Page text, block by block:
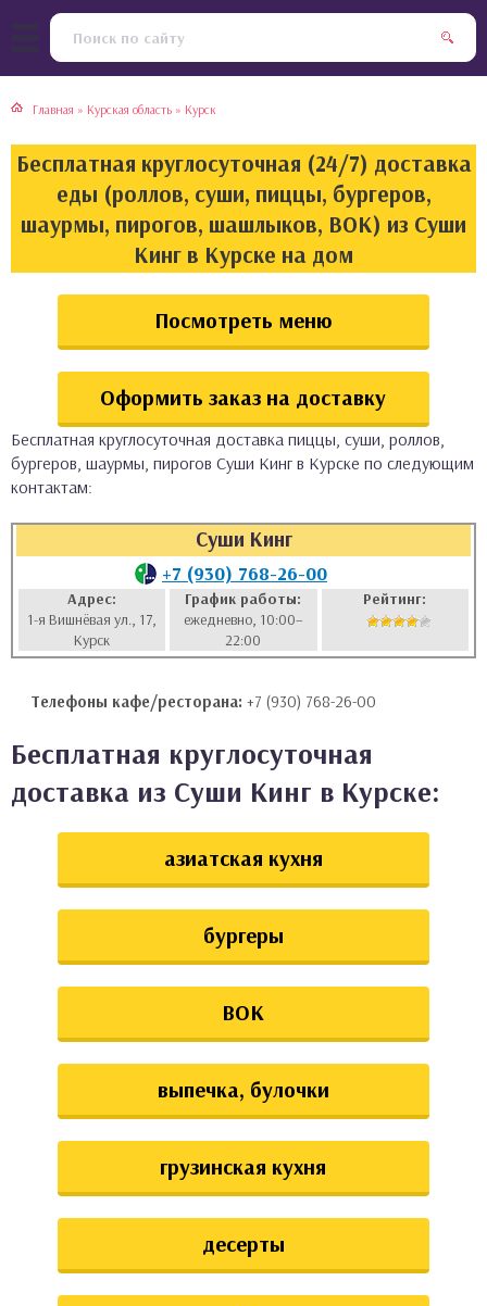
Главная » Курская область » Курск
Бесплатная круглосуточная (24/7) доставка
еды (роллов, суши, пиццы, бургеров,
шаурмы, пирогов, шашлыков, ВОК) из Суши
Кинг в Курске на дом
Посмотреть меню
Оформить заказ на доставку
Бесплатная круглосуточная доставка пиццы, суши, роллов,
бургеров, шаурмы, пирогов Суши Кинг в Курске по следующим
контактам:
Суши Кинг
+7 (930) 768-26-00
Адрес:
1-я Вишнёвая ул., 17,
Курск
График работы:
ежедневно, 10:00–
22:00
Рейтинг:
Телефоны кафе/ресторана: +7 (930) 768-26-00
Бесплатная круглосуточная
доставка из Суши Кинг в Курске:
азиатская кухня
бургеры
ВОК
выпечка, булочки
грузинская кухня
десерты
кухня
кухня
кухня
кухня
булочки